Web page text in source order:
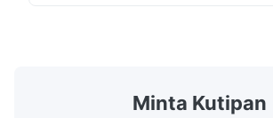
14m,5.8m,6m,10m-12m,12m or as
customer's actual requirys Standard JIS
Minta Kutipan